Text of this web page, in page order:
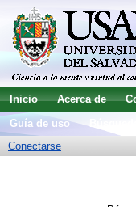
Inicio Acerca de
Guía de uso
Conectarse